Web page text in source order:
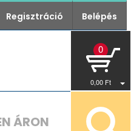
Regisztráció Belépés
0
0,00 Ft
ÁRON